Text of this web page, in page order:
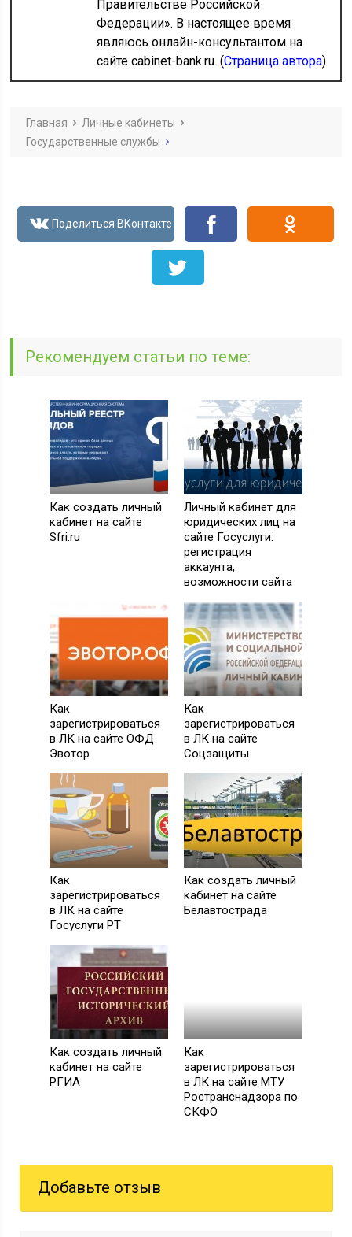
Правительстве Российской
Федерации». В настоящее время
являюсь онлайн-консультантом на
сайте cabinet-bank.ru. (Страница автора)
Главная
Личные кабинеты
Государственные службы
Рекомендуем статьи по теме:
Как создать личный
кабинет на сайте
Sfri.ru
Личный кабинет для
юридических лиц на
сайте Госуслуги:
регистрация
аккаунта,
возможности сайта
Как
зарегистрироваться
в ЛК на сайте ОФД
Эвотор
Как
зарегистрироваться
в ЛК на сайте
Соцзащиты
Как
зарегистрироваться
в ЛК на сайте
Госуслуги РТ
Как создать личный
кабинет на сайте
Белавтострада
Как создать личный
кабинет на сайте
РГИА
Как
зарегистрироваться
в ЛК на сайте МТУ
Ространснадзора по
СКФО
Добавьте отзыв